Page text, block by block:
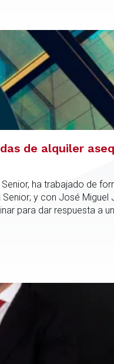
de alquiler
ha trabajado de
y con José
para dar respuesta a